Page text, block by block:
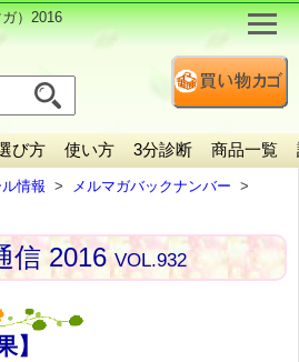
）2016
び方 使い方 3分診断 商品一覧
情報
メルマガバックナンバー
信 2016VOL.932
】